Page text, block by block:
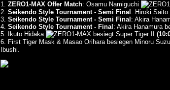
1. ZERO1-MAX Offer Match: Osamu Namiguchi
2. Seikendo Style Tournament - Semi Final : Hiroki
3. Seikendo Style Tournament - Semi Final : Akira
4. Seikendo Style Tournament - Final : Akira Hanamura
5. Ikuto Hidaka
besiegt Super Tiger II
6. First Tiger Mask & Masao Orihara besiegen Minoru
Ibushi.